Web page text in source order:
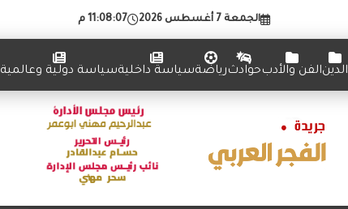
الجمعة 7 أغسطس 2026 11:08:07 م
الدينالفن والأدبحوادثرياضةسياسة داخليةسياسة دولية وعالمية